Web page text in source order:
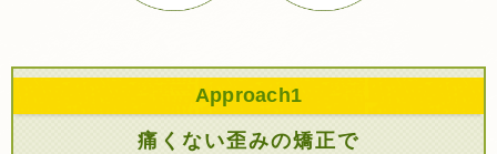
Approach1
痛くない歪みの矯正で